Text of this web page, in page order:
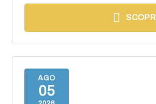
SCOPRI
AGO
05